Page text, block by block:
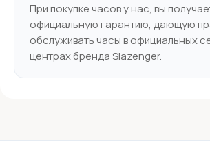
При покупке часов у нас, вы
официальную гарантию, дающую
обслуживать часы в официальных
центрах бренда Slazenger.